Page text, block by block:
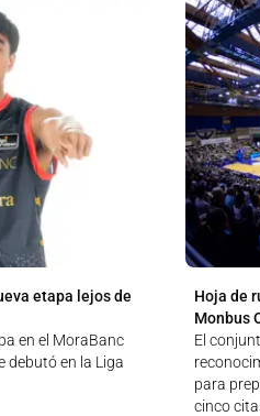
etapa lejos de
en el MoraBanc
debutó en la Liga
Hoja de
Monbus
El
para
cinco